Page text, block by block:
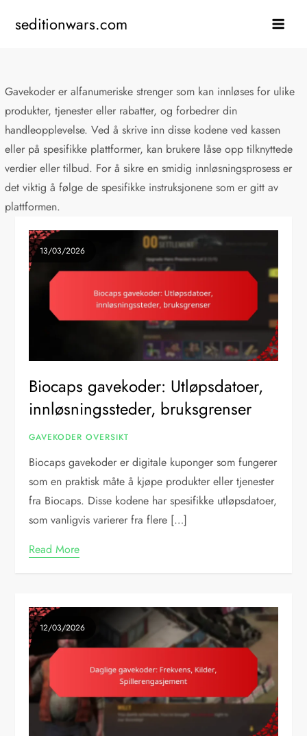
seditionwars.com
Gavekoder er alfanumeriske strenger som kan innløses for ulike
produkter, tjenester eller rabatter, og forbedrer din
handleopplevelse. Ved å skrive inn disse kodene ved kassen
eller på spesifikke plattformer, kan brukere låse opp tilknyttede
verdier eller tilbud. For å sikre en smidig innløsningsprosess er
det viktig å følge de spesifikke instruksjonene som er gitt av
plattformen.
13/03/2026
Biocaps gavekoder: Utløpsdatoer,
innløsningssteder, bruksgrenser
GAVEKODER OVERSIKT
Biocaps gavekoder er digitale kuponger som fungerer
som en praktisk måte å kjøpe produkter eller tjenester
fra Biocaps. Disse kodene har spesifikke utløpsdatoer,
som vanligvis varierer fra flere […]
Read More
12/03/2026